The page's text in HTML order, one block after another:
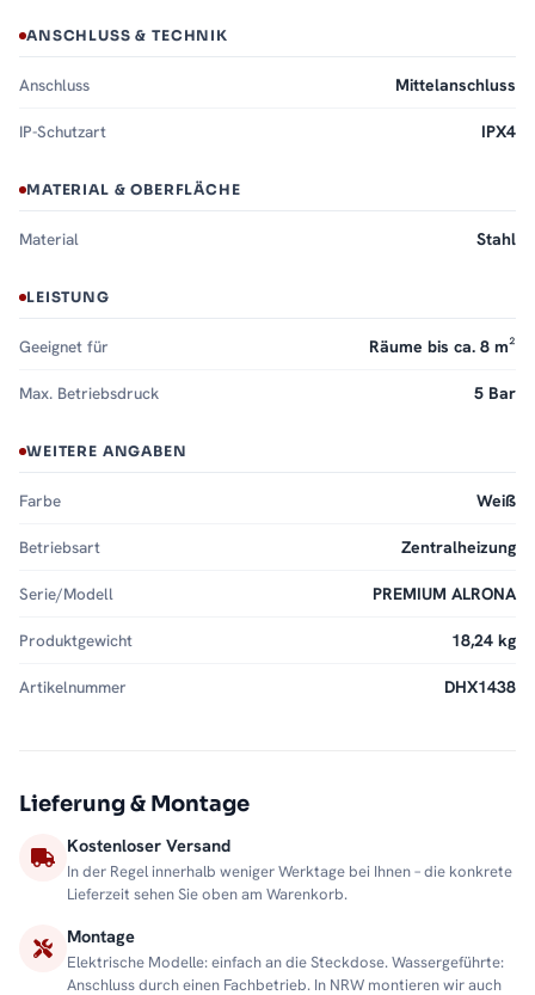
ANSCHLUSS & TECHNIK
Anschluss Mittelanschluss
IP-Schutzart IPX4
MATERIAL & OBERFLÄCHE
Material Stahl
LEISTUNG
Geeignet für Räume bis ca. 8 m²
Max. Betriebsdruck 5 Bar
WEITERE ANGABEN
Farbe Weiß
Betriebsart Zentralheizung
Serie/Modell PREMIUM ALRONA
Produktgewicht 18,24 kg
Artikelnummer DHX1438
Lieferung & Montage
Kostenloser Versand
In der Regel innerhalb weniger Werktage bei Ihnen – die konkrete
Lieferzeit sehen Sie oben am Warenkorb.
Montage
Elektrische Modelle: einfach an die Steckdose. Wassergeführte:
Anschluss durch einen Fachbetrieb. In NRW montieren wir auch